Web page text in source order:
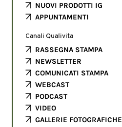
NUOVI PRODOTTI IG
APPUNTAMENTI
Canali Qualivita
RASSEGNA STAMPA
NEWSLETTER
COMUNICATI STAMPA
WEBCAST
PODCAST
VIDEO
GALLERIE FOTOGRAFICHE